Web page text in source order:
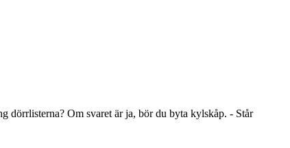
dörrlisterna? Om svaret är ja, bör du byta kylskåp. - Står